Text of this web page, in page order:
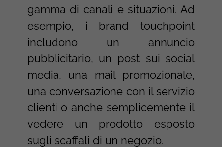
gamma di canali e situazioni. Ad
esempio, i brand touchpoint
includono un annuncio
pubblicitario, un post sui social
media, una mail promozionale,
una conversazione con il servizio
clienti o anche semplicemente il
vedere un prodotto esposto
sugli scaffali di un negozio.